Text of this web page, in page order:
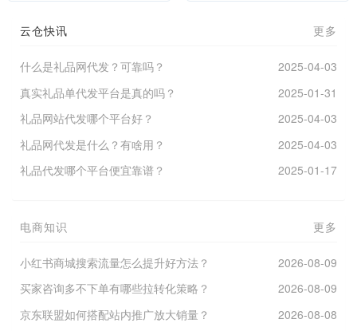
云仓快讯 更多
什么是礼品网代发？可靠吗？
2025-04-03
真实礼品单代发平台是真的吗？
2025-01-31
礼品网站代发哪个平台好？
2025-04-03
礼品网代发是什么？有啥用？
2025-04-03
礼品代发哪个平台便宜靠谱？
2025-01-17
电商知识 更多
小红书商城搜索流量怎么提升好方法？
2026-08-09
买家咨询多不下单有哪些拉转化策略？
2026-08-09
京东联盟如何搭配站内推广放大销量？
2026-08-08